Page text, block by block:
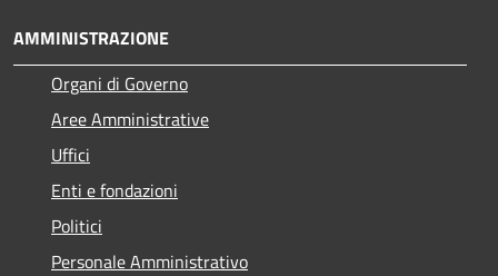
AMMINISTRAZIONE
Organi di Governo
Aree Amministrative
Uffici
Enti e fondazioni
Politici
Personale Amministrativo